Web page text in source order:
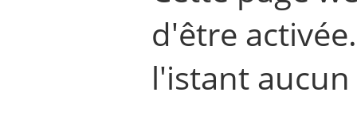
d'être
l'istant